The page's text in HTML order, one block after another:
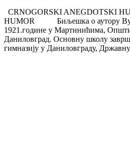
CRNOGORSKI ANEGDOTSKI
HUMOR Биљешка о аутору
1921.године у Мартинићима,
Даниловград. Основну школу
гимназију у Даниловграду,